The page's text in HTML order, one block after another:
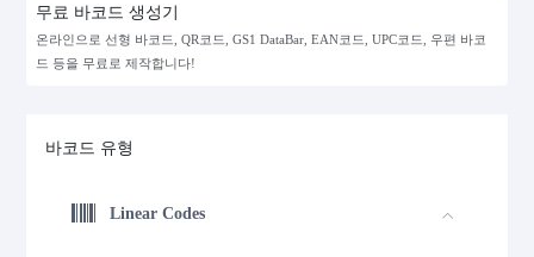
무료 바코드 생성기
온라인으로 선형 바코드, QR코드, GS1 DataBar, EAN코드, UPC코드, 우편 바코
드 등을 무료로 제작합니다!
바코드 유형
Linear Codes